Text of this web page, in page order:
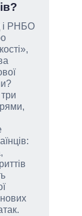
і РНБО